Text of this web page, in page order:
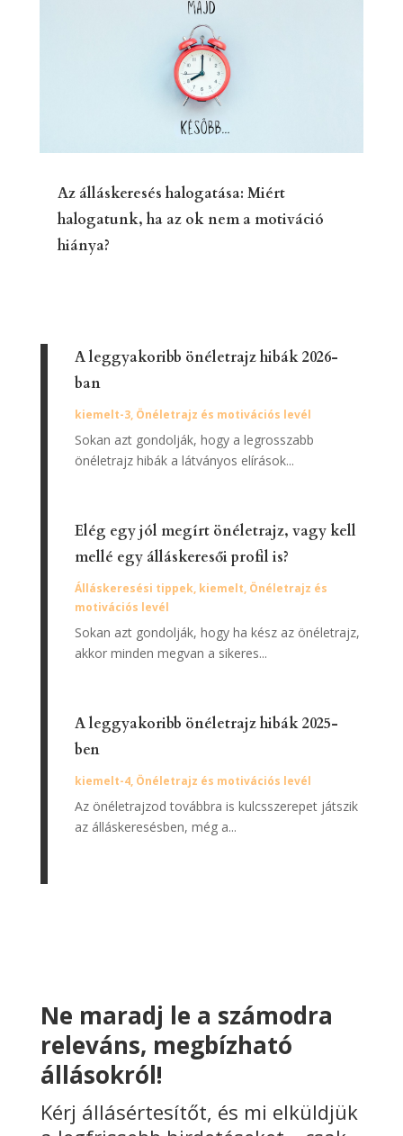
Az álláskeresés halogatása: Miért
halogatunk, ha az ok nem a motiváció
hiánya?
A leggyakoribb önéletrajz hibák 2026-
ban
kiemelt-3, Önéletrajz és motivációs levél
Sokan azt gondolják, hogy a legrosszabb
önéletrajz hibák a látványos elírások...
Elég egy jól megírt önéletrajz, vagy kell
mellé egy álláskeresői profil is?
Álláskeresési tippek, kiemelt, Önéletrajz és
motivációs levél
Sokan azt gondolják, hogy ha kész az önéletrajz,
akkor minden megvan a sikeres...
A leggyakoribb önéletrajz hibák 2025-
ben
kiemelt-4, Önéletrajz és motivációs levél
Az önéletrajzod továbbra is kulcsszerepet játszik
az álláskeresésben, még a...
Ne maradj le a számodra
releváns, megbízható
állásokról!
Kérj állásértesítőt, és mi elküldjük